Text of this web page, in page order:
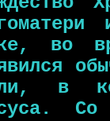
во
в
Со